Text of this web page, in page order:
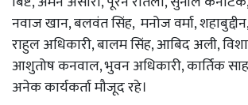
नवाज खान, बलवंत सिंह, मनोज वर्मा,
राहुल अधिकारी, बालम सिंह, आबिद अली,
आशुतोष कनवाल, भुवन अधिकारी, कार्तिक
अनेक कार्यकर्ता मौजूद रहे।